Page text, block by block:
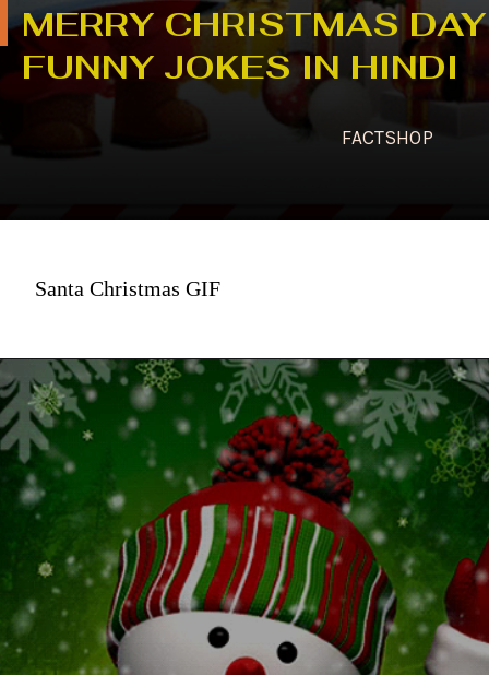
MERRY CHRISTMAS DAY
FUNNY JOKES IN HINDI
FACTSHOP
Santa Christmas GIF